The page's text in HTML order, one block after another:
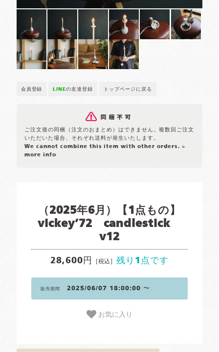
会員登録 LINEの友達登録 トップページに戻る
ご注文後の同梱（注文のおまとめ）はできません。複数回ご注文
いただいた場合、それぞれ送料が発生いたします。
We cannot combine this item with other orders. >
more info
（2025年6月）【1点もの】
vickey’72 candlestick
v12
28,600円 [税込] 残り1点です
販売期間 2025/06/07 18:00:00 〜
お気に入り